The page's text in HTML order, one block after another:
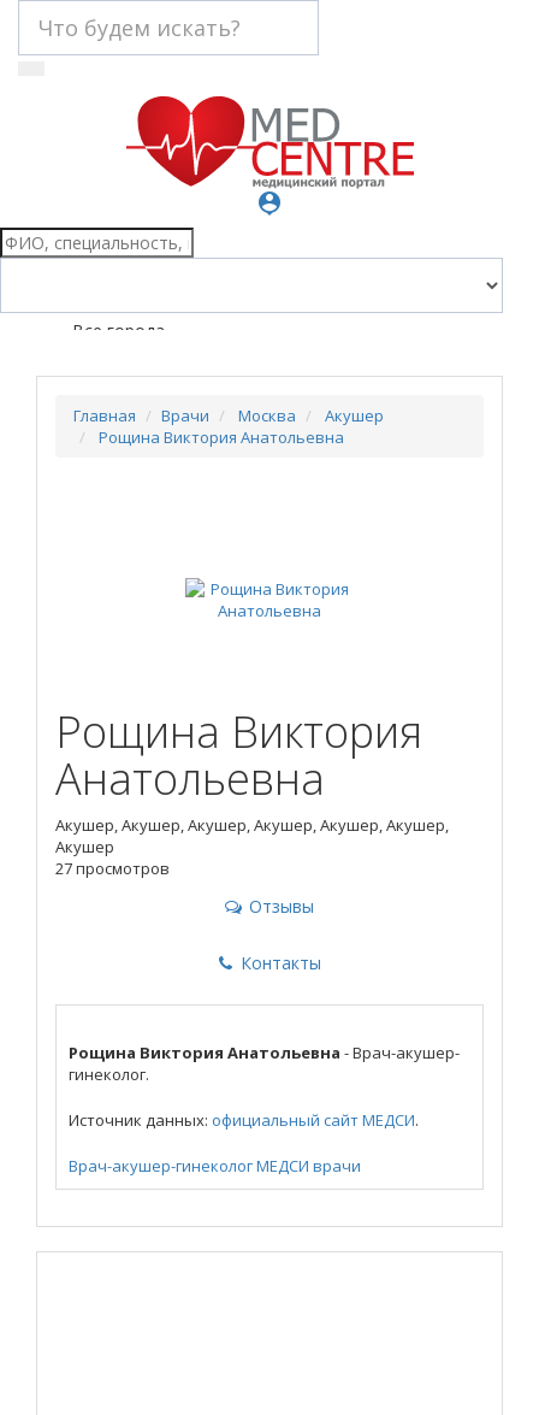
person_pin
Все города
Главная Врачи Москва
Акушер
Рощина Виктория Анатольевна
Рощина Виктория
Анатольевна
Акушер, Акушер, Акушер, Акушер, Акушер, Акушер,
Акушер
27 просмотров
Отзывы
Контакты
Рощина Виктория Анатольевна - Врач-акушер-
гинеколог.
Источник данных: официальный сайт МЕДСИ.
Врач-акушер-гинекологМЕДСИ врачи